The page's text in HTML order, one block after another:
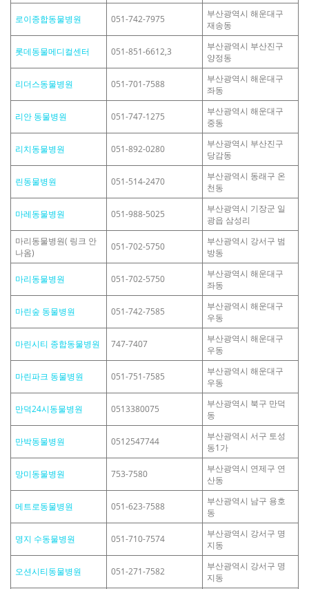
로이종합동물병원 051-742-7975
부산광역시 해운대구
재송동
롯데동물메디컬센터 051-851-6612,3
부산광역시 부산진구
양정동
리더스동물병원 051-701-7588
부산광역시 해운대구
좌동
리안 동물병원 051-747-1275
부산광역시 해운대구
중동
리치동물병원 051-892-0280
부산광역시 부산진구
당감동
린동물병원 051-514-2470
부산광역시 동래구 온
천동
마레동물병원 051-988-5025
부산광역시 기장군 일
광읍 삼성리
마리동물병원( 링크 안
나옴)
051-702-5750
부산광역시 강서구 범
방동
마리동물병원 051-702-5750
부산광역시 해운대구
좌동
마린숲 동물병원 051-742-7585
부산광역시 해운대구
우동
마린시티 종합동물병원 747-7407
부산광역시 해운대구
우동
마린파크 동물병원 051-751-7585
부산광역시 해운대구
우동
만덕24시동물병원 0513380075
부산광역시 북구 만덕
동
만박동물병원 0512547744
부산광역시 서구 토성
동1가
망미동물병원 753-7580
부산광역시 연제구 연
산동
메트로동물병원 051-623-7588
부산광역시 남구 용호
동
명지 수동물병원 051-710-7574
부산광역시 강서구 명
지동
오션시티동물병원 051-271-7582
부산광역시 강서구 명
지동